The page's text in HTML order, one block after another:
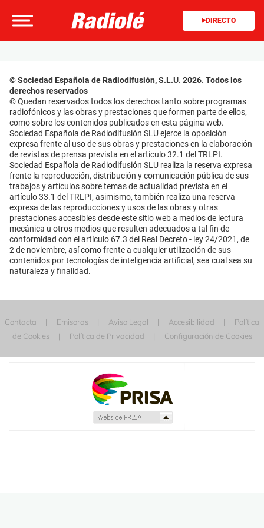
DIRECTO
© Sociedad Española de Radiodifusión, S.L.U. 2026. Todos los
derechos reservados
© Quedan reservados todos los derechos tanto sobre programas
radiofónicos y las obras y prestaciones que formen parte de ellos,
como sobre los contenidos publicados en esta página web.
Sociedad Española de Radiodifusión SLU ejerce la oposición
expresa frente al uso de sus obras y prestaciones en la elaboración
de revistas de prensa prevista en el artículo 32.1 del TRLPI.
Sociedad Española de Radiodifusión SLU realiza la reserva expresa
frente la reproducción, distribución y comunicación pública de sus
trabajos y artículos sobre temas de actualidad prevista en el
artículo 33.1 del TRLPI, asimismo, también realiza una reserva
expresa de las reproducciones y usos de las obras y otras
prestaciones accesibles desde este sitio web a medios de lectura
mecánica u otros medios que resulten adecuados a tal fin de
conformidad con el artículo 67.3 del Real Decreto - ley 24/2021, de
2 de noviembre, así como frente a cualquier utilización de sus
contenidos por tecnologías de inteligencia artificial, sea cual sea su
naturaleza y finalidad.
Contacta Emisoras Aviso Legal Accesibilidad
Política
de Cookies
Política de Privacidad Configuración de Cookies